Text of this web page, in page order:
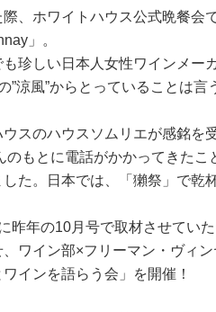
、ホワイトハウス公式晩餐会
」。
珍しい日本人女性ワインメー
”涼風”からとっていることは言
スのハウスソムリエが感銘を
のもとに電話がかかってきた
た。日本では、「獺祭」で乾
昨年の10月号で取材させていた
ワイン部×フリーマン・ヴィ
インを語らう会」を開催！